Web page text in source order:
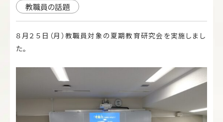
教職員の話題
８月２５日（月）教職員対象の夏期教育研究会を実施しまし
た。